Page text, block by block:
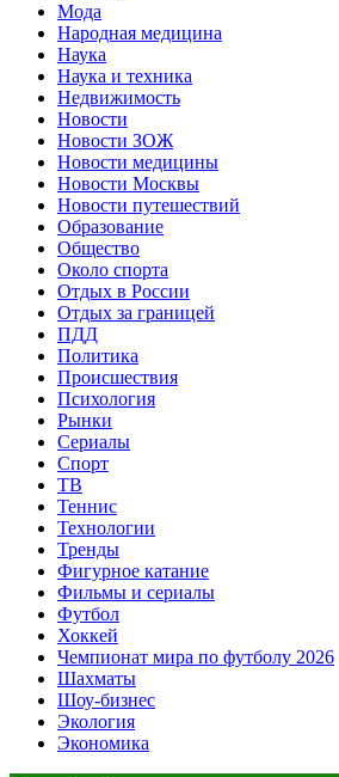
Мода
Народная медицина
Наука
Наука и техника
Недвижимость
Новости
Новости ЗОЖ
Новости медицины
Новости Москвы
Новости путешествий
Образование
Общество
Около спорта
Отдых в России
Отдых за границей
ПДД
Политика
Происшествия
Психология
Рынки
Сериалы
Спорт
ТВ
Теннис
Технологии
Тренды
Фигурное катание
Фильмы и сериалы
Футбол
Хоккей
Чемпионат мира по футболу 2026
Шахматы
Шоу-бизнес
Экология
Экономика